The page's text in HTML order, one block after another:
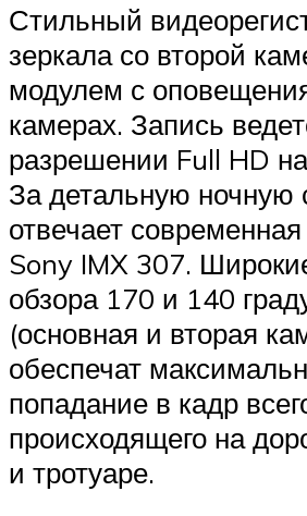
Стильный
зеркала со второй
модулем с
камерах. Запись
разрешении Full HD
За детальную ночную
отвечает
Sony IMX 307.
обзора 170 и 140
(основная и вторая
обеспечат
попадание в кадр
происходящего на
и тротуаре.